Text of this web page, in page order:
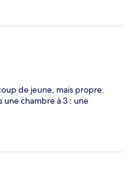
de jeune, mais propre.
chambre à 3 : une